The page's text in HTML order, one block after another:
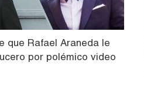
que Rafael Araneda le
por polémico video